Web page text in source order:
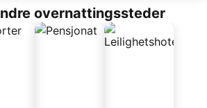
overnattingssteder